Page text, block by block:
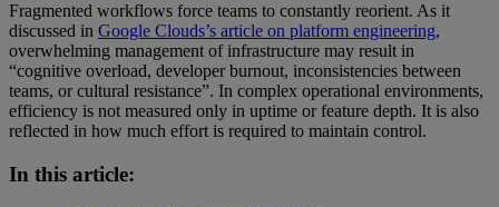
Fragmented workflows force teams to constantly reorient. As it
discussed in Google Clouds’s article on platform engineering,
overwhelming management of infrastructure may result in
“cognitive overload, developer burnout, inconsistencies between
teams, or cultural resistance”. In complex operational environments,
efficiency is not measured only in uptime or feature depth. It is also
reflected in how much effort is required to maintain control.
In this article: